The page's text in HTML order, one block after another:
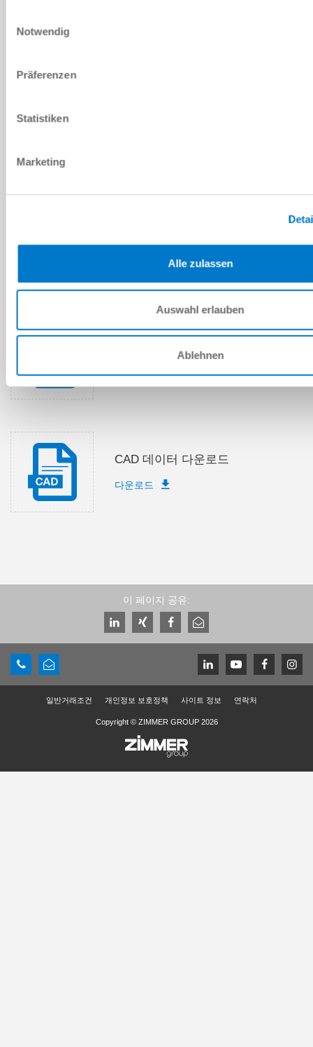
Notwendig
Präferenzen
Statistiken
Marketing
Alle zulassen
Auswahl erlauben
Ablehnen
CAD 데이터 다운로드
다운로드
이 페이지 공유:
일반거래조건 개인정보 보호정책 사이트 정보 연락처
Copyright © ZIMMER GROUP 2026